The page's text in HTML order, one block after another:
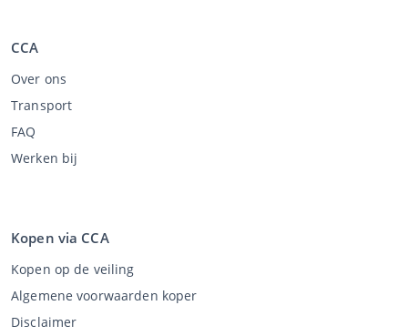
CCA
Over ons
Transport
FAQ
Werken bij
Kopen via CCA
Kopen op de veiling
Algemene voorwaarden koper
Disclaimer